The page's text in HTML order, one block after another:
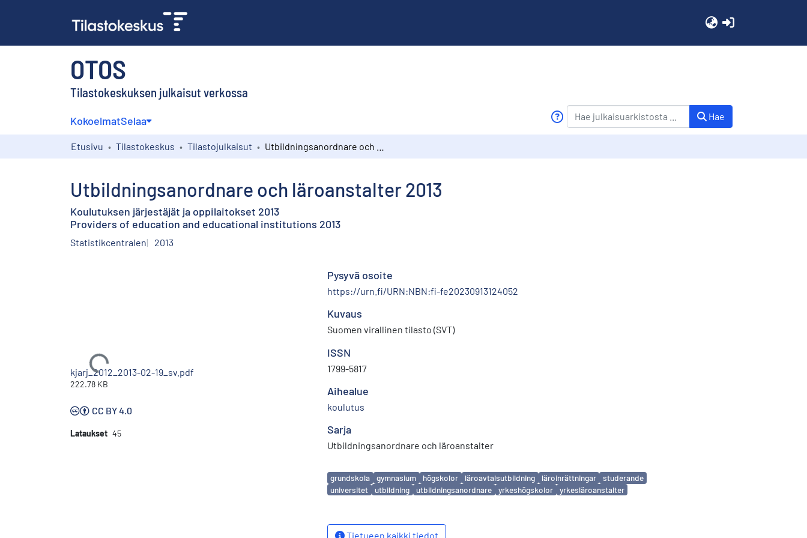
OTOS
Tilastokeskuksen julkaisut verkossa
KokoelmatSelaa Hae
Etusivu Tilastokeskus Tilastojulkaisut
Utbildningsanordnare och läroanstalter 2013
Koulutuksen järjestäjät ja oppilaitokset 2013
Providers of education and educational institutions 2013
Statistikcentralen 2013
Ladataan...
kjarj_2012_2013-02-19_sv.pdf
222.78 KB
CC BY 4.0
Lataukset 45
Pysyvä osoite
https://urn.fi/URN:NBN:fi-fe20230913124052
Kuvaus
Suomen virallinen tilasto (SVT)
ISSN
1799-5817
Aihealue
koulutus
Sarja
Utbildningsanordnare och läroanstalter
Avainsanat
grundskola gymnasium högskolor läroavtalsutbildning läroinrättningar
studerande
universitet
utbildning utbildningsanordnare yrkeshögskolor yrkesläroanstalter
Tietueen kaikki tiedot